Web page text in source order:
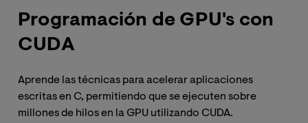
Programación de GPU's con
CUDA
Aprende las técnicas para acelerar aplicaciones
escritas en C, permitiendo que se ejecuten sobre
millones de hilos en la GPU utilizando CUDA.